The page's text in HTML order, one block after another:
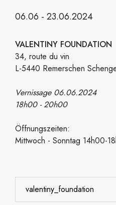
06.06 - 23.06.2024
VALENTINY FOUNDATION
34, route du vin
L-5440 Remerschen
Vernissage 06.06.2024
18h00 - 20h00
Öffnungszeiten:
Mittwoch - Sonntag 14h00-
valentiny_foundation